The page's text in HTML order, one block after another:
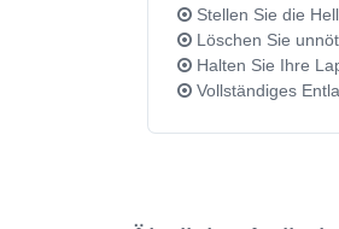
Stellen Sie die
Löschen Sie
Halten Sie Ihre
Vollständiges